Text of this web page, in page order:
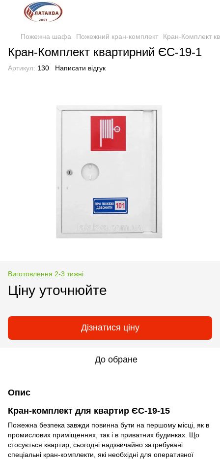
Пожежна шафа Пожежний кран-комплект Кран-Комплект
Кран-Комплект квартирний ЄС-19-1
Артикул: 130 Написати відгук
Виготовлення 2-3 тижні
Ціну уточнюйте
Дізнатися ціну
До обране
Опис
Кран-комплект для квартир ЄС-19-15
Пожежна безпека завжди повинна бути на першому місці, як в
промислових приміщеннях, так і в приватних будинках. Що
стосується квартир, сьогодні надзвичайно затребувані
спеціальні кран-комплекти, які необхідні для оперативної